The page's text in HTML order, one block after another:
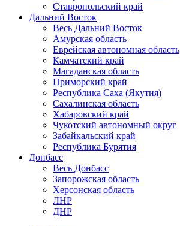
Ставропольский край
Дальний Восток
Весь Дальний Восток
Амурская область
Еврейская автономная область
Камчатский край
Магаданская область
Приморский край
Республика Саха (Якутия)
Сахалинская область
Хабаровский край
Чукотский автономный округ
Забайкальский край
Республика Бурятия
Донбасс
Весь Донбасс
Запорожская область
Херсонская область
ЛНР
ДНР